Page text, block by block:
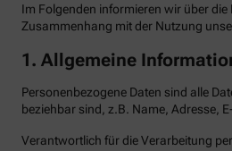
Im Folgenden informieren wir über die
Zusammenhang mit der Nutzung
1. Allgemeine
Personenbezogene Daten sind alle
beziehbar sind, z.B. Name, Adresse,
Verantwortlich für die Verarbeitung